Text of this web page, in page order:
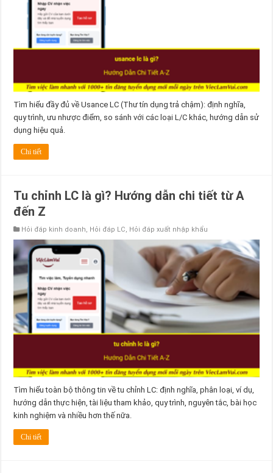
Tìm hiểu đầy đủ về Usance LC (Thư tín dụng trả chậm): định nghĩa,
quy trình, ưu nhược điểm, so sánh với các loại L/C khác, hướng dẫn sử
dụng hiệu quả.
Chi tiết
Tu chỉnh LC là gì? Hướng dẫn chi tiết từ A
đến Z
Hỏi đáp kinh doanh, Hỏi đáp LC, Hỏi đáp xuất nhập khẩu
Tìm hiểu toàn bộ thông tin về tu chỉnh LC: định nghĩa, phân loại, ví dụ,
hướng dẫn thực hiện, tài liệu tham khảo, quy trình, nguyên tắc, bài học
kinh nghiệm và nhiều hơn thế nữa.
Chi tiết